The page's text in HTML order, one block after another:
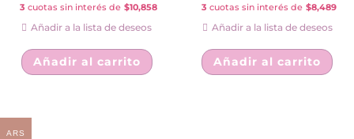
3 cuotas sin interés de $10,858
Añadir a la lista de deseos
Añadir al carrito
3 cuotas sin interés de $8,489
Añadir a la lista de deseos
Añadir al carrito
ARS